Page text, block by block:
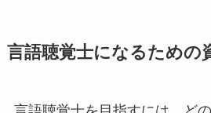
言語聴覚士になるための